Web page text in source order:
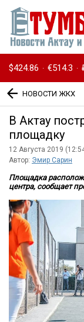
$424.86 · €514.3 ·
НОВОСТИ ЖКХ
В Актау
площадку
12 Августа 2019
Автор: Эмир Сарин
Площадка
центра, сообщает